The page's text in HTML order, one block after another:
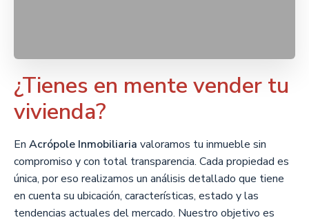
¿Tienes en mente vender tu
vivienda?
En Acrópole Inmobiliaria valoramos tu inmueble sin
compromiso y con total transparencia. Cada propiedad es
única, por eso realizamos un análisis detallado que tiene
en cuenta su ubicación, características, estado y las
tendencias actuales del mercado. Nuestro objetivo es